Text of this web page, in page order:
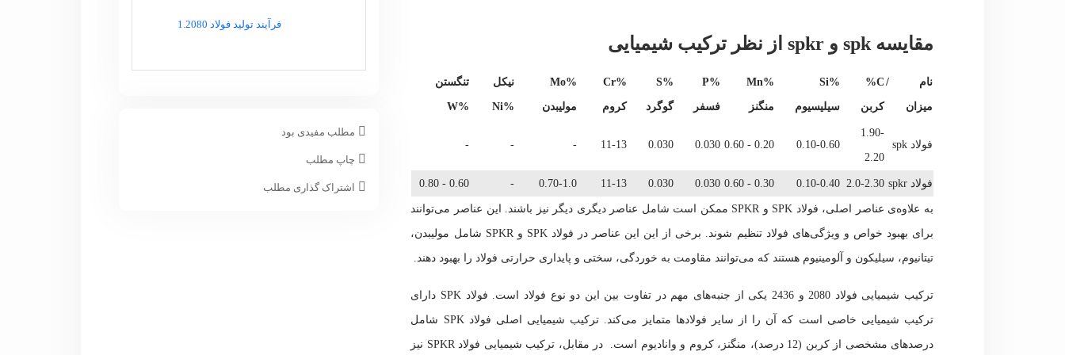
فرآیند تولید فولاد 1.2080
مطلب مفیدی بود
چاپ مطلب
اشتراک گذاری مطلب
مقایسه spk و spkr از نظر ترکیب شیمیایی
نام /
میزان
C%
کربن
%Si
سیلیسیوم
%Mn
منگنز
%P
فسفر
%S
گوگرد
%Cr
کروم
%Mo
مولیبدن
نیکل
%Ni
تنگستن
%W
فولاد spk
1.90-
2.20
0.10-0.60
0.20 - 0.60
0.030
0.030
11-13
-
-
-
فولاد spkr 2.0-2.30
0.10-0.40
0.30 - 0.60
0.030
0.030
11-13
0.70-1.0
-
0.60 - 0.80
به علاوه‌ی عناصر اصلی، فولاد SPK و SPKR ممکن است شامل عناصر دیگری دیگر نیز باشند. این عناصر می‌توانند
برای بهبود خواص و ویژگی‌های فولاد تنظیم شوند. برخی از این این عناصر در فولاد SPK و SPKR شامل مولیبدن،
تیتانیوم، سیلیکون و آلومینیوم هستند که می‌توانند مقاومت به خوردگی، سختی و پایداری حرارتی فولاد را بهبود دهند.
ترکیب شیمیایی فولاد 2080 و 2436 یکی از جنبه‌های مهم در تفاوت بین این دو نوع فولاد است. فولاد SPK دارای
ترکیب شیمیایی خاصی است که آن را از سایر فولادها متمایز می‌کند. ترکیب شیمیایی اصلی فولاد SPK شامل
درصدهای مشخصی از کربن (12 درصد)، منگنز، کروم و وانادیوم است. در مقابل، ترکیب شیمیایی فولاد SPKR نیز